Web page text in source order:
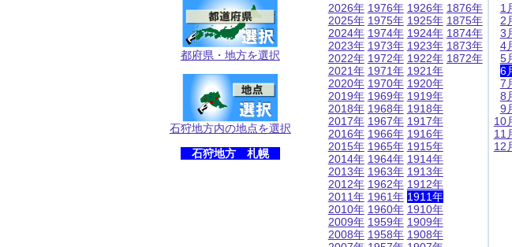
都府県・地方を選択
石狩地方内の地点を選択
石狩地方 札幌
2026年
2025年
2024年
2023年
2022年
2021年
2020年
2019年
2018年
2017年
2016年
2015年
2014年
2013年
2012年
2011年
2010年
2009年
2008年
1976年
1975年
1974年
1973年
1972年
1971年
1970年
1969年
1968年
1967年
1966年
1965年
1964年
1963年
1962年
1961年
1960年
1959年
1958年
1926年
1925年
1924年
1923年
1922年
1921年
1920年
1919年
1918年
1917年
1916年
1915年
1914年
1913年
1912年
1911年
1910年
1909年
1908年
1876年
1875年
1874年
1873年
1872年
1
2
3
4
5
6
7
8
9
10
11
12